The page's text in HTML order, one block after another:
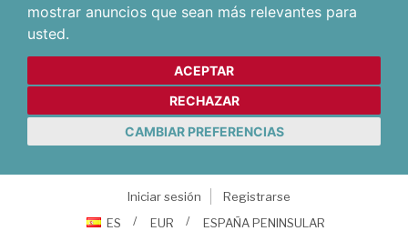
mostrar anuncios que sean más relevantes para
usted.
ACEPTAR
RECHAZAR
CAMBIAR PREFERENCIAS
Iniciar sesión
Registrarse
ES
EUR ESPAÑA PENINSULAR